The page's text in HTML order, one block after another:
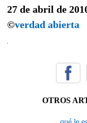
27 de abril de
©verdad abierta
OTROS